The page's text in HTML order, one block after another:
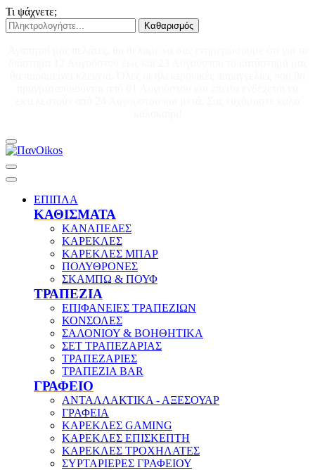
Τι ψάχνετε;
Καθαρισμός
ΕΠΙΠΛΑ
ΚΑΘΙΣΜΑΤΑ
ΚΑΝΑΠΕΔΕΣ
ΚΑΡΕΚΛΕΣ
ΚΑΡΕΚΛΕΣ ΜΠΑΡ
ΠΟΛΥΘΡΟΝΕΣ
ΣΚΑΜΠΩ & ΠΟΥΦ
ΤΡΑΠΕΖΙΑ
ΕΠΙΦΑΝΕΙΕΣ ΤΡΑΠΕΖΙΩΝ
ΚΟΝΣΟΛΕΣ
ΣΑΛΟΝΙΟΥ & ΒΟΗΘΗΤΙΚΑ
ΣΕΤ ΤΡΑΠΕΖΑΡΙΑΣ
ΤΡΑΠΕΖΑΡΙΕΣ
ΤΡΑΠΕΖΙΑ BAR
ΓΡΑΦΕΙΟ
ΑΝΤΑΛΛΑΚΤΙΚΑ - ΑΞΕΣΟΥΑΡ
ΓΡΑΦΕΙΑ
ΚΑΡΕΚΛΕΣ GAMING
ΚΑΡΕΚΛΕΣ ΕΠΙΣΚΕΠΤΗ
ΚΑΡΕΚΛΕΣ ΤΡΟΧΗΛΑΤΕΣ
ΣΥΡΤΑΡΙΕΡΕΣ ΓΡΑΦΕΙΟΥ